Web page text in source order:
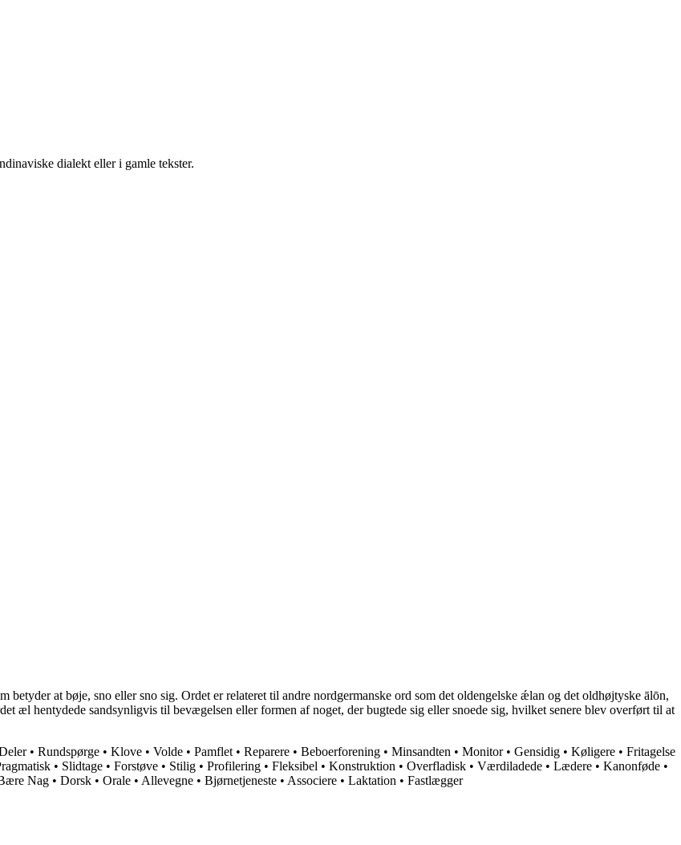
dialekt eller i gamle tekster.
at bøje, sno eller sno sig. Ordet er relateret til andre nordgermanske ord som det oldengelske ǽlan og det oldhøjtyske ālōn,
æl hentydede sandsynligvis til bevægelsen eller formen af noget, der bugtede sig eller snoede sig, hvilket senere blev overført til at
• Rundspørge • Klove • Volde • Pamflet • Reparere • Beboerforening • Minsandten • Monitor• Gensidig • Køligere • Fritagelse
• Slidtage • Forstøve • Stilig • Profilering • Fleksibel • Konstruktion • Overfladisk • Værdiladede • Lædere • Kanonføde •
Nag • Dorsk • Orale • Allevegne • Bjørnetjeneste • Associere • Laktation • Fastlægger